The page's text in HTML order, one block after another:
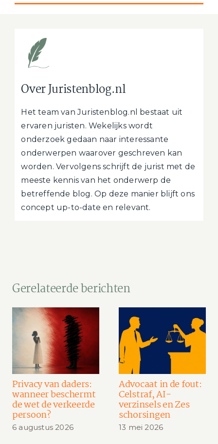
Over Juristenblog.nl
Het team van Juristenblog.nl bestaat uit
ervaren juristen. Wekelijks wordt
onderzoek gedaan naar interessante
onderwerpen waarover geschreven kan
worden. Vervolgens schrijft de jurist met de
meeste kennis van het onderwerp de
betreffende blog. Op deze manier blijft ons
concept up-to-date en relevant.
Gerelateerde berichten
Privacy van daders:
wanneer beschermt
de wet de verkeerde
persoon?
6 augustus 2026
Advocaat in de fout:
Celstraf, AI-
verzinsels en Zes
schorsingen
13 mei 2026